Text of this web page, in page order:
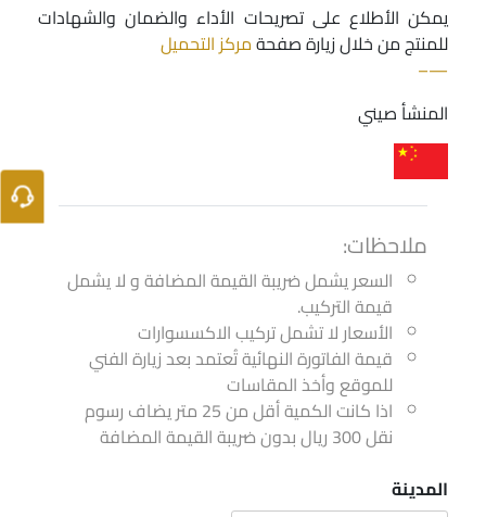
يمكن الأطلاع على تصريحات الأداء والضمان والشهادات
للمنتج من خلال زيارة صفحةمركز التحميل
—–
المنشأ صيني
ملاحظات:
السعر يشمل ضريبة القيمة المضافة و لا يشمل
قيمة التركيب.
الأسعار لا تشمل تركيب الاكسسوارات
قيمة الفاتورة النهائية تُعتمد بعد زيارة الفني
للموقع وأخذ المقاسات
اذا كانت الكمية أقل من 25 متر يضاف رسوم
نقل 300 ريال بدون ضريبة القيمة المضافة
المدينة